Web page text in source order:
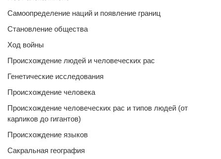
Самоопределение наций и появление границ
Становление общества
Ход войны
Происхождение людей и человеческих рас
Генетические исследования
Происхождение человека
Происхождение человеческих рас и типов людей (от
карликов до гигантов)
Происхождение языков
Сакральная география